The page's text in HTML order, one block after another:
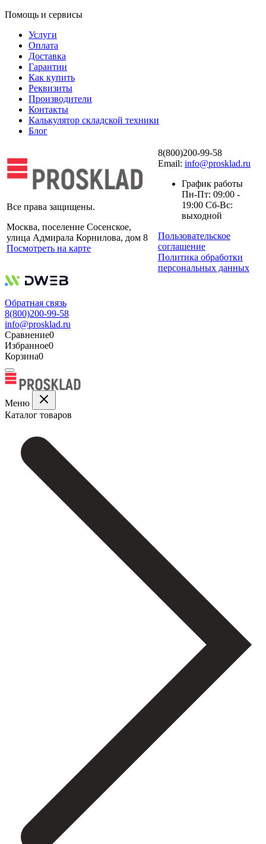
Помощь и сервисы
Услуги
Оплата
Доставка
Гарантии
Как купить
Реквизиты
Производители
Контакты
Калькулятор складской техники
Блог
Все права защищены.
Москва, поселение Сосенское,
улица Адмирала Корнилова, дом 8
Посмотреть на карте
8(800)200-99-58
Email: info@prosklad.ru
График работы
Пн-Пт: 09:00 -
19:00 Сб-Вс:
выходной
Пользовательское
соглашение
Политика обработки
персональных данных
Обратная связь
8(800)200-99-58
info@prosklad.ru
Сравнение0
Избранное0
Корзина0
Меню
Каталог товаров